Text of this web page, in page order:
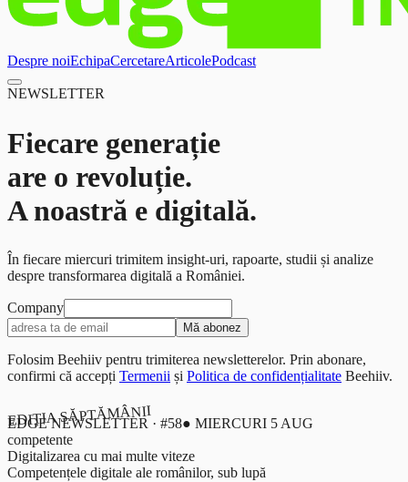
Despre noiEchipaCercetareArticolePodcast
NEWSLETTER
Fiecare generație
are o revoluție.
A noastră e digitală.
În fiecare miercuri trimitem insight-uri, rapoarte, studii și analize
despre transformarea digitală a României.
Company
Mă abonez
Folosim Beehiiv pentru trimiterea newsletterelor. Prin abonare,
confirmi că accepți Termenii și Politica de confidențialitate Beehiiv.
EDIȚIA SĂPTĂMÂNII
EDGE NEWSLETTER · #58● MIERCURI 5 AUG
competente
Digitalizarea cu mai multe viteze
Competențele digitale ale românilor, sub lupă